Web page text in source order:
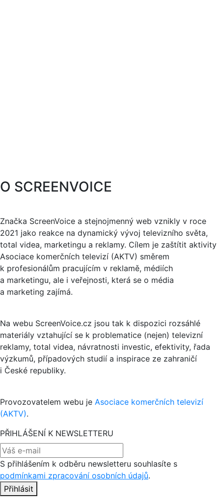
O SCREENVOICE
Značka ScreenVoice a stejnojmenný web vznikly v roce
2021 jako reakce na dynamický vývoj televizního světa,
total videa, marketingu a reklamy. Cílem je zaštítit aktivity
Asociace komerčních televizí (AKTV) směrem
k profesionálům pracujícím v reklamě, médiích
a marketingu, ale i veřejnosti, která se o média
a marketing zajímá.
Na webu ScreenVoice.cz jsou tak k dispozici rozsáhlé
materiály vztahující se k problematice (nejen) televizní
reklamy, total videa, návratnosti investic, efektivity, řada
výzkumů, případových studií a inspirace ze zahraničí
i České republiky.
Provozovatelem webu je Asociace komerčních televizí
(AKTV).
PŘIHLÁŠENÍ K NEWSLETTERU
S přihlášením k odběru newsletteru souhlasíte s
podmínkami zpracování osobních údajů.
Přihlásit